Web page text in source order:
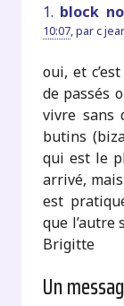
1. block
10:07,parc
oui, et
de passés
vivre sans
butins
qui est le
arrivé,
est
que l’autre
Brigitte
Un